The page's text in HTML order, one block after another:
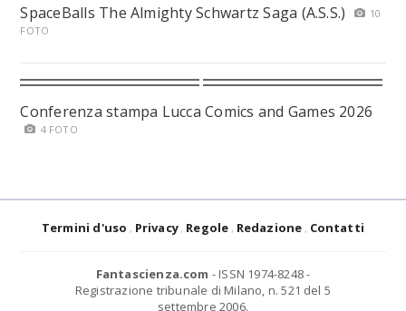
SpaceBalls The Almighty Schwartz Saga (A.S.S.)
10
FOTO
Conferenza stampa Lucca Comics and Games 2026
4 FOTO
Termini d'uso Privacy Regole Redazione Contatti
Fantascienza.com - ISSN 1974-8248 -
Registrazione tribunale di Milano, n. 521 del 5
settembre 2006.